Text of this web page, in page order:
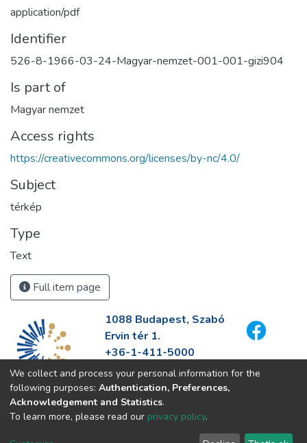
application/pdf
Identifier
526-8-1966-03-24-Magyar-nemzet-001-001-gizi904
Is part of
Magyar nemzet
Access rights
https://creativecommons.org/licenses/by-nc/4.0/
Subject
térkép
Type
Text
Full item page
1088 Budapest, Szabó
Ervin tér 1.
+36-1-411-5000
info@fszek.hu
https://fszek.hu
We collect and process your personal information for the
following purposes: Authentication, Preferences,
Acknowledgement and Statistics.
To learn more, please read our privacy policy.